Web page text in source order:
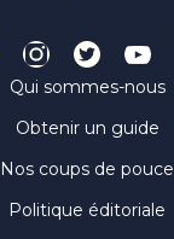
Qui sommes-nous
Obtenir un guide
Nos coups de pouce
Politique éditoriale